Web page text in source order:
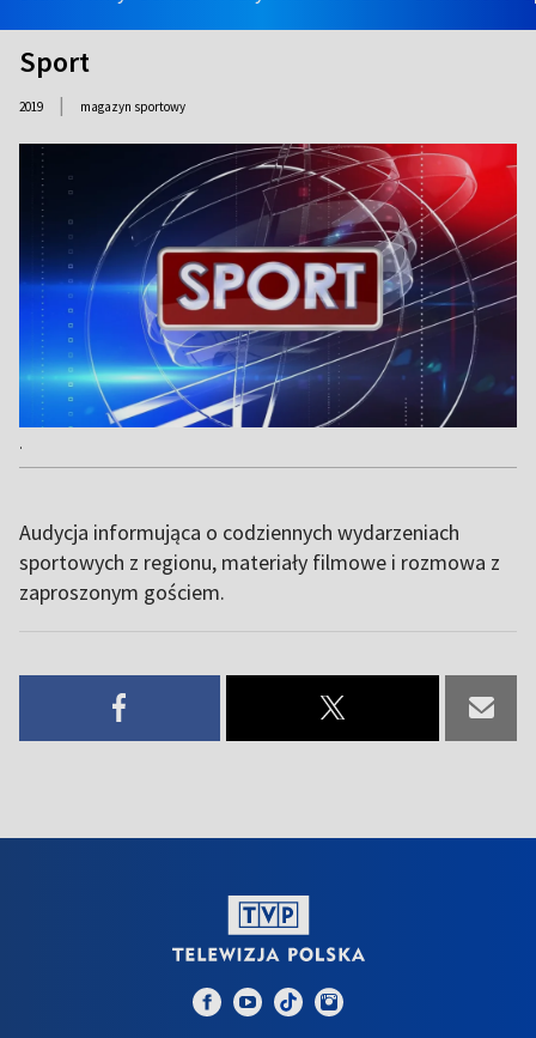
Sport
2019 | magazyn sportowy
.
Audycja informująca o codziennych wydarzeniach
sportowych z regionu, materiały filmowe i rozmowa z
zaproszonym gościem.